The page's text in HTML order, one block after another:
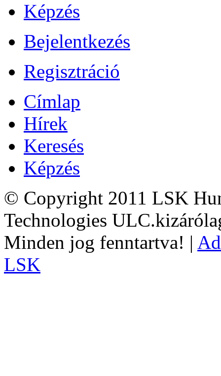
Képzés
Bejelentkezés
Regisztráció
Címlap
Hírek
Keresés
Képzés
© Copyright 2011 LSK
Technologies
Minden jog fenntartva! |
LSK